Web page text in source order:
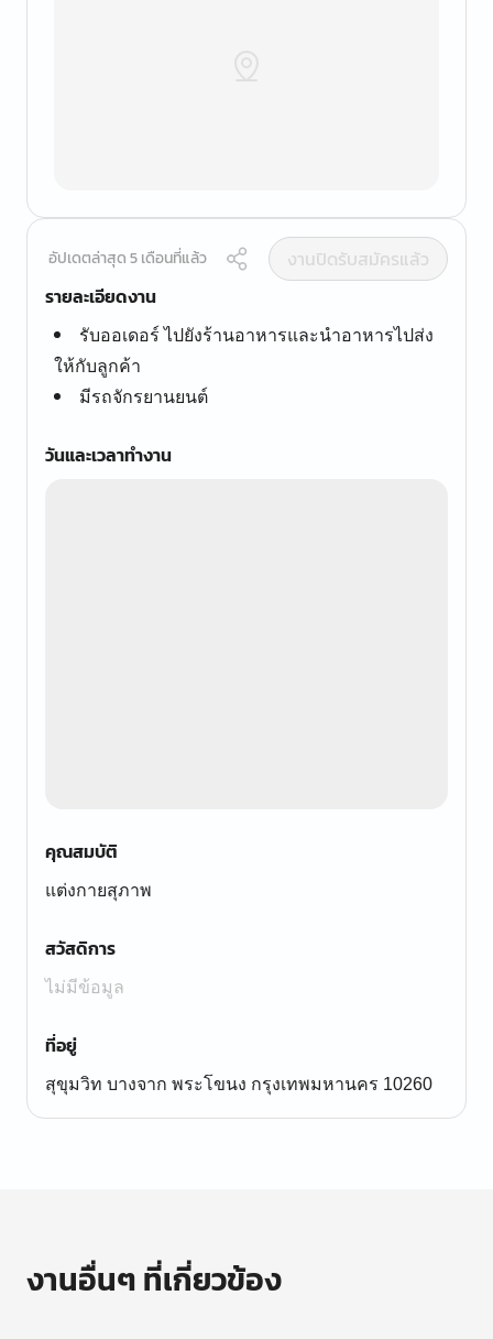
อัปเดตล่าสุด 5 เดือนที่แล้ว
งานปิดรับสมัครแล้ว
รายละเอียดงาน
รับออเดอร์ ไปยังร้านอาหารและนำอาหารไปส่ง
ให้กับลูกค้า
มีรถจักรยานยนต์
วันและเวลาทำงาน
คุณสมบัติ
แต่งกายสุภาพ
สวัสดิการ
ไม่มีข้อมูล
ที่อยู่
สุขุมวิท บางจาก พระโขนง กรุงเทพมหานคร 10260
งานอื่นๆ ที่เกี่ยวข้อง